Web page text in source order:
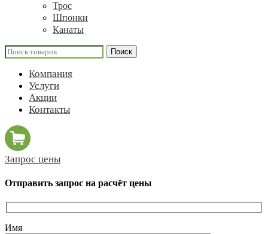
Трос
Шпонки
Канаты
Поиск
Компания
Услуги
Акции
Контакты
Запрос цены
Отправить запрос на расчёт цены
Имя